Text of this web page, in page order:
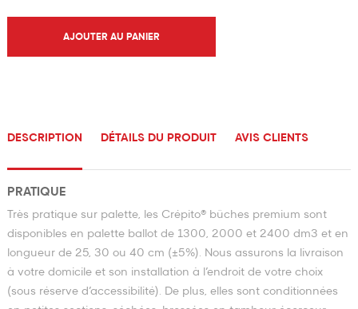
AJOUTER AU PANIER
DESCRIPTION DÉTAILS DU PRODUIT AVIS CLIENTS
PRATIQUE
Très pratique sur palette, les Crépito® bûches premium sont
disponibles en palette ballot de 1300, 2000 et 2400 dm3 et en
longueur de 25, 30 ou 40 cm (±5%). Nous assurons la livraison
à votre domicile et son installation à l’endroit de votre choix
(sous réserve d’accessibilité). De plus, elles sont conditionnées